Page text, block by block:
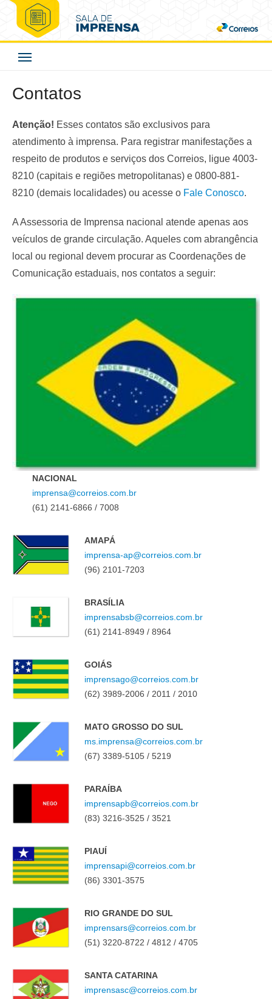
Skip
content
Correios - Sala de
Contatos
Atenção! Esses contatos são exclusivos para
atendimento à imprensa. Para registrar manifestações a
respeito de produtos e serviços dos Correios, ligue 4003-
8210 (capitais e regiões metropolitanas) e 0800-881-
8210 (demais localidades) ou acesse o Fale Conosco.
A Assessoria de Imprensa nacional atende apenas aos
veículos de grande circulação. Aqueles com abrangência
local ou regional devem procurar as Coordenações de
Comunicação estaduais, nos contatos a seguir:
NACIONAL
imprensa@correios.com.br
(61) 2141-6866 / 7008
AMAPÁ
imprensa-ap@correios.com.br
(96) 2101-7203
BRASÍLIA
imprensabsb@correios.com.br
(61) 2141-8949 / 8964
GOIÁS
imprensago@correios.com.br
(62) 3989-2006 / 2011 / 2010
MATO GROSSO DO SUL
ms.imprensa@correios.com.br
(67) 3389-5105 / 5219
PARAÍBA
imprensapb@correios.com.br
(83) 3216-3525 / 3521
PIAUÍ
imprensapi@correios.com.br
(86) 3301-3575
RIO GRANDE DO SUL
imprensars@correios.com.br
(51) 3220-8722 / 4812 / 4705
SANTA CATARINA
imprensasc@correios.com.br